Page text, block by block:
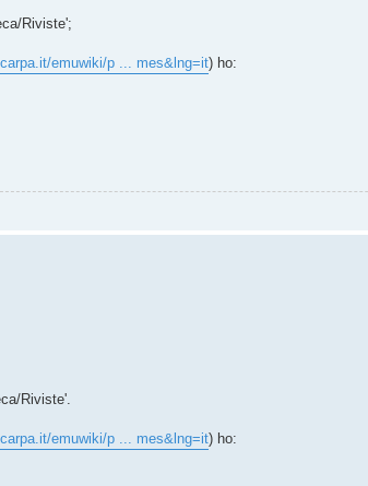
Riviste';
emuwiki/p ... mes&lng=it) ho:
Riviste'.
emuwiki/p ... mes&lng=it) ho: